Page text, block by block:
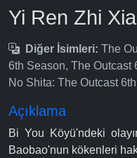
Yi Ren Zhi
Diğer İsimleri: The
6th Season, The Outcast
No Shita: The Outcast
Açıklama
Bi You Köyü'ndeki
Baobao'nun kökenleri